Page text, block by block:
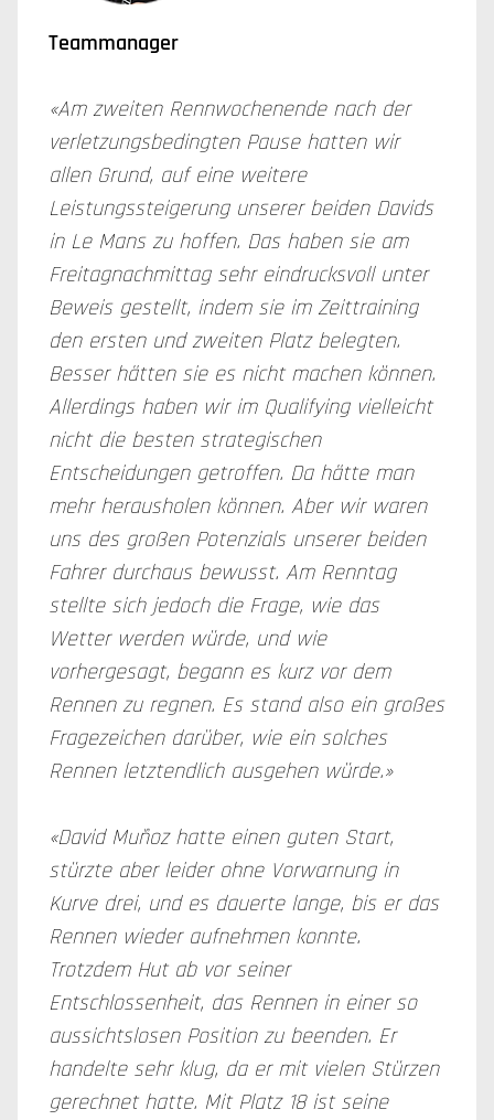
Teammanager
«Am zweiten Rennwochenende nach der
verletzungsbedingten Pause hatten wir
allen Grund, auf eine weitere
Leistungssteigerung unserer beiden Davids
in Le Mans zu hoffen. Das haben sie am
Freitagnachmittag sehr eindrucksvoll unter
Beweis gestellt, indem sie im Zeittraining
den ersten und zweiten Platz belegten.
Besser hätten sie es nicht machen können.
Allerdings haben wir im Qualifying vielleicht
nicht die besten strategischen
Entscheidungen getroffen. Da hätte man
mehr herausholen können. Aber wir waren
uns des großen Potenzials unserer beiden
Fahrer durchaus bewusst. Am Renntag
stellte sich jedoch die Frage, wie das
Wetter werden würde, und wie
vorhergesagt, begann es kurz vor dem
Rennen zu regnen. Es stand also ein großes
Fragezeichen darüber, wie ein solches
Rennen letztendlich ausgehen würde.»
«David Muñoz hatte einen guten Start,
stürzte aber leider ohne Vorwarnung in
Kurve drei, und es dauerte lange, bis er das
Rennen wieder aufnehmen konnte.
Trotzdem Hut ab vor seiner
Entschlossenheit, das Rennen in einer so
aussichtslosen Position zu beenden. Er
handelte sehr klug, da er mit vielen Stürzen
gerechnet hatte. Mit Platz 18 ist seine